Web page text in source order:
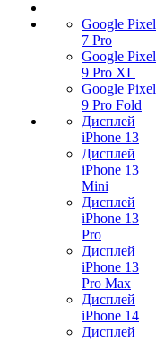
Google Pixel
7 Pro
Google Pixel
9 Pro XL
Google Pixel
9 Pro Fold
Дисплей
iPhone 13
Дисплей
iPhone 13
Mini
Дисплей
iPhone 13
Pro
Дисплей
iPhone 13
Pro Max
Дисплей
iPhone 14
Дисплей